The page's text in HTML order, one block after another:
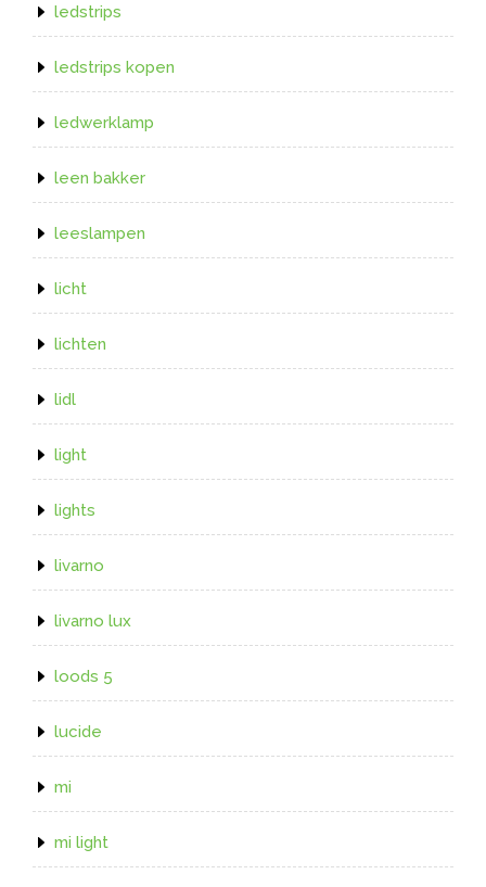
ledstrips
ledstrips kopen
ledwerklamp
leen bakker
leeslampen
licht
lichten
lidl
light
lights
livarno
livarno lux
loods 5
lucide
mi
mi light